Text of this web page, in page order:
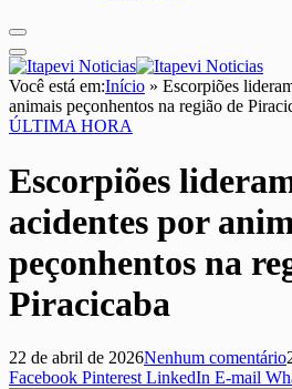
Você está em:Início » Escorpiões
animais peçonhentos na região de
ÚLTIMA HORA
Escorpiões
acidentes por
peçonhentos na
Piracicaba
22 de abril de 2026Nenhum comentário
Facebook Pinterest LinkedIn E-mail